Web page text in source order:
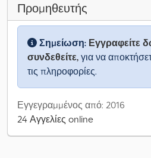
Προμηθευτής
Σημείωση: Εγγραφείτε
συνδεθείτε, για να
τις πληροφορίες.
Εγγεγραμμένος από: 2016
24 Αγγελίες online